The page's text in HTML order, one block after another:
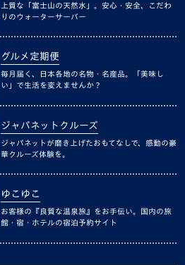
上質な「富士山の天然水」。安心・安全、こだわ
りのウォーターサーバー
グルメ定期便
毎月届く、日本各地の名物・名産品。「美味し
い」で生活を変えませんか？
ジャパネットクルーズ
ジャパネットが磨き上げたおもてなしで、感動の豪
華クルーズ体験を。
ゆこゆこ
お客様の『良質な温泉旅』をお手伝い。国内の旅
館・宿・ホテルの宿泊予約サイト